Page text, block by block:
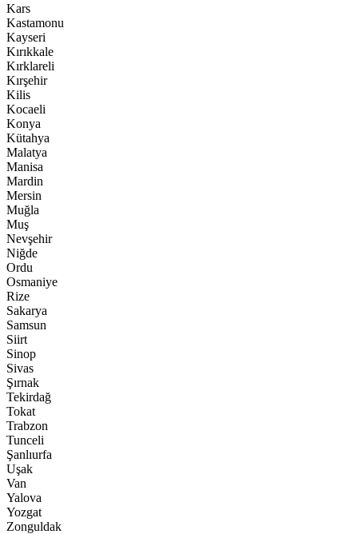
Kars
Kastamonu
Kayseri
Kırıkkale
Kırklareli
Kırşehir
Kilis
Kocaeli
Konya
Kütahya
Malatya
Manisa
Mardin
Mersin
Muğla
Muş
Nevşehir
Niğde
Ordu
Osmaniye
Rize
Sakarya
Samsun
Siirt
Sinop
Sivas
Şırnak
Tekirdağ
Tokat
Trabzon
Tunceli
Şanlıurfa
Uşak
Van
Yalova
Yozgat
Zonguldak